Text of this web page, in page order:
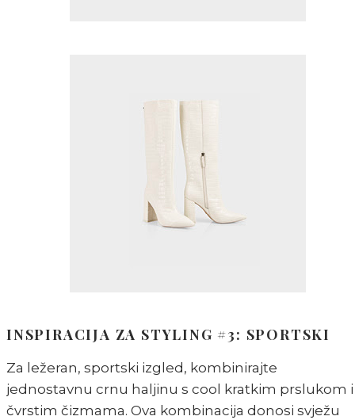
INSPIRACIJA ZA STYLING #3: SPORTSKI
Za ležeran, sportski izgled, kombinirajte
jednostavnu crnu haljinu s cool kratkim prslukom i
čvrstim čizmama. Ova kombinacija donosi svježu